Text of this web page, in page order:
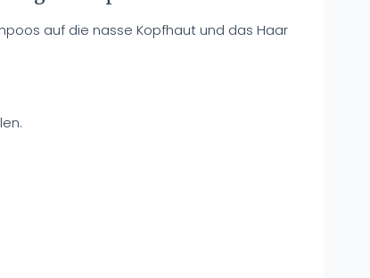
auf die nasse Kopfhaut und das Haar